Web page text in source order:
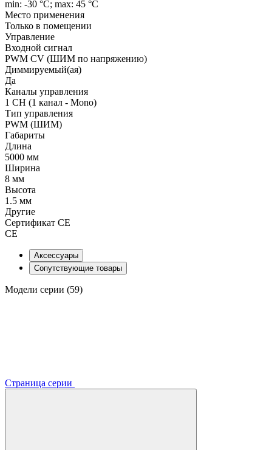
min: -30 °C; max: 45 °C
Место применения
Только в помещении
Управление
Входной сигнал
PWM СV (ШИМ по напряжению)
Диммируемый(ая)
Да
Каналы управления
1 CH (1 канал - Mono)
Тип управления
PWM (ШИМ)
Габариты
Длина
5000 мм
Ширина
8 мм
Высота
1.5 мм
Другие
Сертификат CE
CE
Аксессуары
Сопутствующие товары
Модели серии (59)
Страница серии